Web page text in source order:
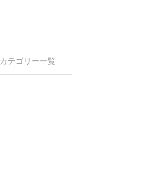
カテゴリー一覧